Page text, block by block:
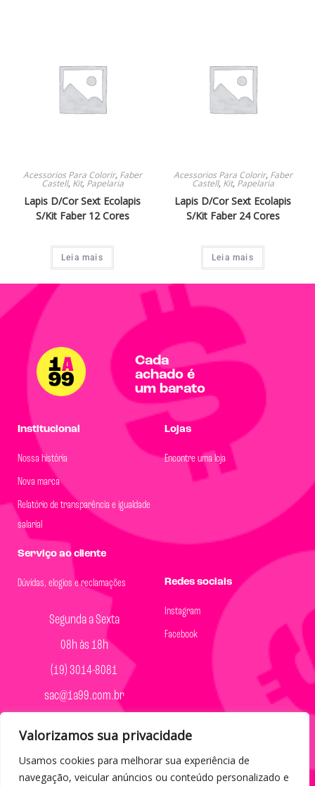
Valorizamos sua privacidade
Usamos cookies para melhorar sua experiência de
navegação, veicular anúncios ou conteúdo personalizado e
Acessorios Para Colorir, Faber
Castell, Kit, Papelaria
Lapis D/Cor Sext Ecolapis
S/Kit Faber 12 Cores
Leia mais
Acessorios Para Colorir, Faber
Castell, Kit, Papelaria
Lapis D/Cor Sext Ecolapis
S/Kit Faber 24 Cores
Leia mais
Cada
achado é
um barato
Institucional
Nossa história
Nova marca
Relatório de transparência e igualdade
salarial
Lojas
Encontre uma loja
Serviço ao cliente
Dúvidas, elogios e reclamações
Segunda a Sexta
08h às 18h
(19) 3014-8081
sac@1a99.com.br
Redes sociais
Instagram
Facebook
Formas de pagamento
Dinheiro e Pix